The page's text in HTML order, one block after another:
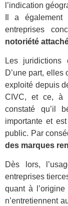
l’indication
Il a
entreprises
notoriété
Les juridictions
D’une part,
exploité depuis
CIVC, et ce, à
constaté qu’il
importante et
public. Par
des marques
Dès lors,
entreprises
quant à
n’entretiennent